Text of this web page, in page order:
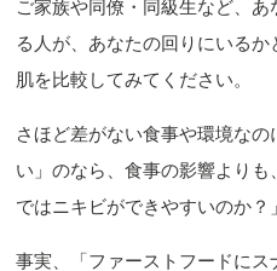
ご家族や同僚・同級生など、
る人が、あなたの回りにいる
肌を比較してみてください。
さほど差がない食事や環境な
い」のなら、食事の影響より
ではニキビができやすいのか？
事実、「ファーストフードに